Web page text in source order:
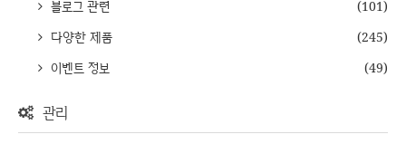
블로그 관련
(101)
다양한 제품
(245)
이벤트 정보
(49)
관리